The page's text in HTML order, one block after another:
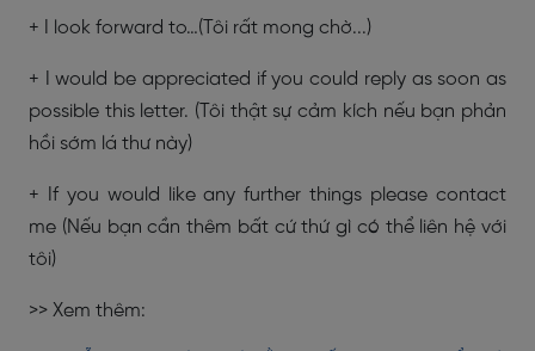
+ I look forward to…(Tôi rất mong chờ...)
+ I would be appreciated if you could reply as soon as
possible this letter. (Tôi thật sự cảm kích nếu bạn phản
hồi sớm lá thư này)
+ If you would like any further things please contact
me (Nếu bạn cần thêm bất cứ thứ gì có thể liên hệ với
tôi)
>> Xem thêm: